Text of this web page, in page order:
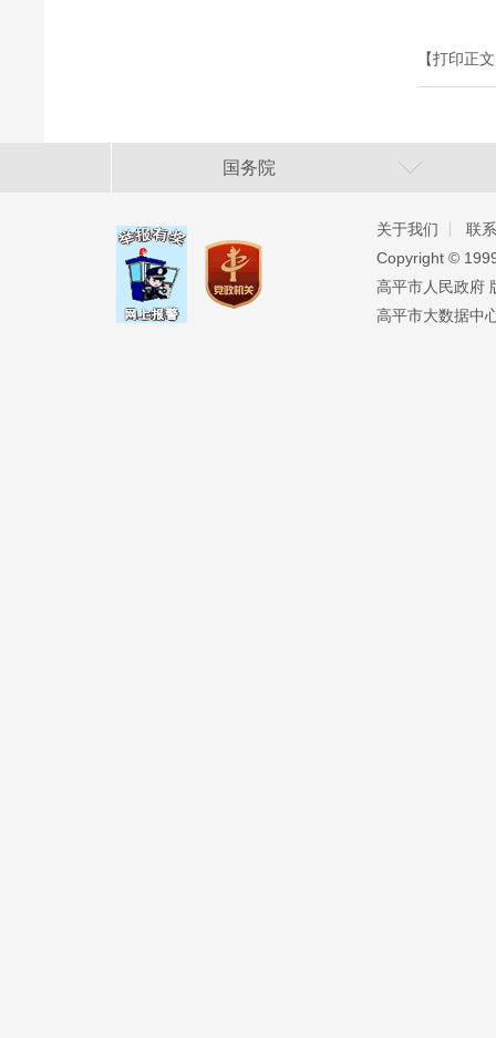
【打印正
国务院
关于我们
联
Copyright ©️
高平市人民政府
高平市大数据